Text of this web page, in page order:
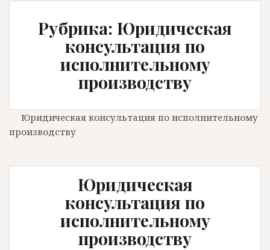
Рубрика: Юридическая
консультация по
исполнительному
производству
Юридическая консультация по исполнительному
производству
Юридическая
консультация по
исполнительному
производству